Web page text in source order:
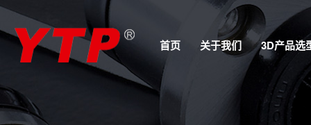
首页 关于我们 3D产品选